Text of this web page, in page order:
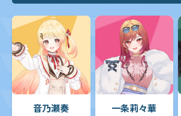
音乃瀬奏 一条莉々華